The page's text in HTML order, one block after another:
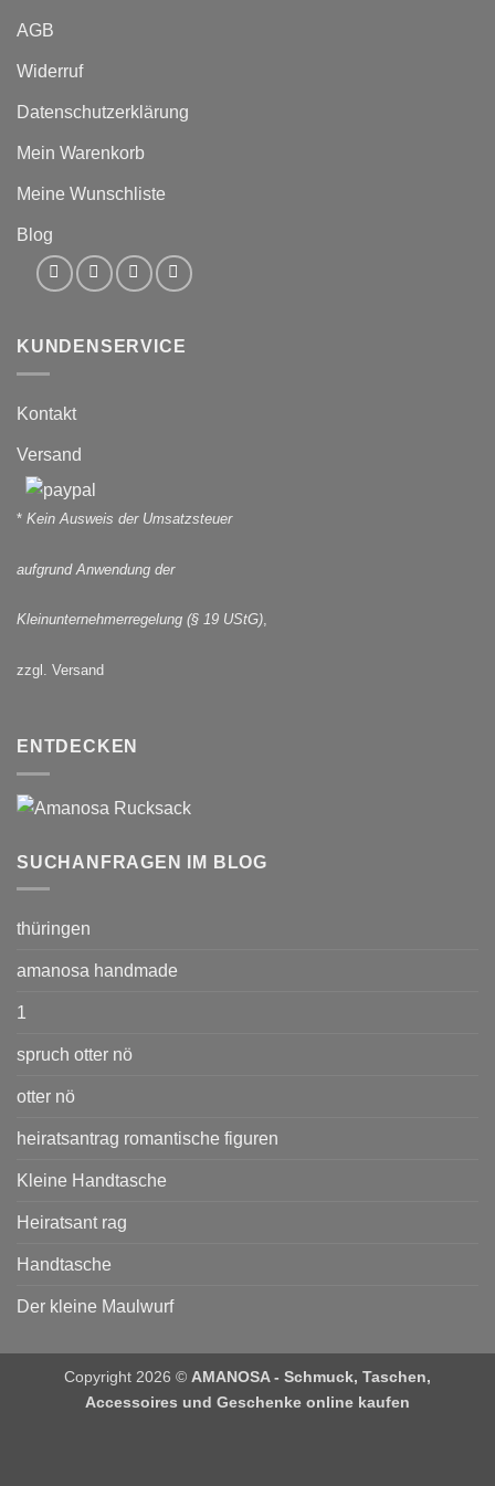
AGB
Widerruf
Datenschutzerklärung
Mein Warenkorb
Meine Wunschliste
Blog
KUNDENSERVICE
Kontakt
Versand
* Kein Ausweis der Umsatzsteuer
aufgrund Anwendung der
Kleinunternehmerregelung (§ 19 UStG),
zzgl. Versand
ENTDECKEN
SUCHANFRAGEN IM BLOG
thüringen
amanosa handmade
1
spruch otter nö
otter nö
heiratsantrag romantische figuren
Kleine Handtasche
Heiratsant rag
Handtasche
Der kleine Maulwurf
Copyright 2026 © AMANOSA - Schmuck, Taschen,
Accessoires und Geschenke online kaufen